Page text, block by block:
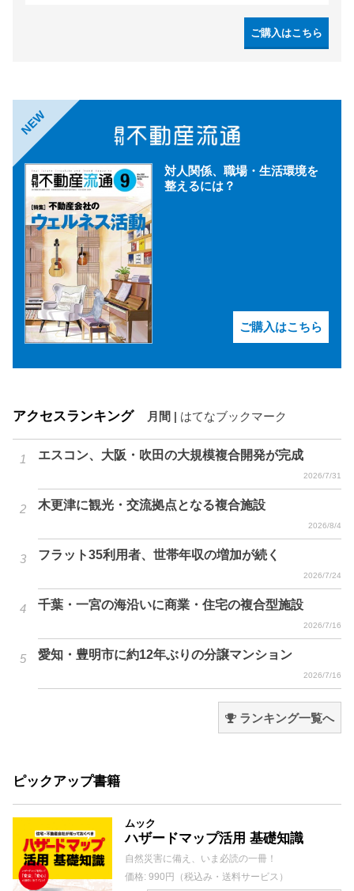
ご購入はこちら
NEW
対人関係、職場・生活環境を
整えるには？
ご購入はこちら
アクセスランキング 月間 はてなブックマーク
エスコン、大阪・吹田の大規模複合開発が完成
2026/7/31
木更津に観光・交流拠点となる複合施設
2026/8/4
フラット35利用者、世帯年収の増加が続く
2026/7/24
千葉・一宮の海沿いに商業・住宅の複合型施設
2026/7/16
愛知・豊明市に約12年ぶりの分譲マンション
2026/7/16
ランキング一覧へ
ピックアップ書籍
ムック
ハザードマップ活用 基礎知識
自然災害に備え、いま必読の一冊！
価格: 990円（税込み・送料サービス）